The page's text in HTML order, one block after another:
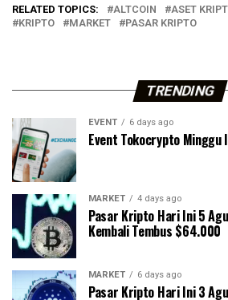
RELATED TOPICS: ALTCOIN ASET
KRIPTO
MARKET PASAR KRIPTO
TRENDING
EVENT 6 days ago
Event Tokocrypto Minggu
MARKET 4 days ago
Pasar Kripto Hari Ini 5
Kembali Tembus $64.000
MARKET 6 days ago
Pasar Kripto Hari Ini 3